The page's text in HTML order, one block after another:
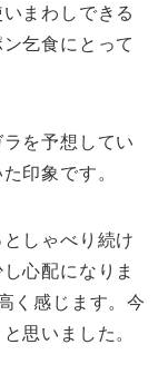
まわしできる
乞食にとって
を予想してい
印象です。
しゃべり続け
心配になりま
く感じます。今
思いました。